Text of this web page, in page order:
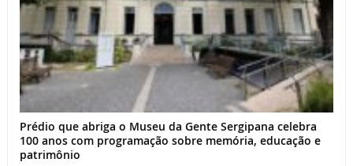
Prédio que abriga o Museu da Gente Sergipana celebra
100 anos com programação sobre memória, educação e
patrimônio